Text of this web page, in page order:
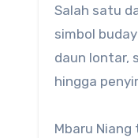
Salah satu
simbol
daun lontar,
hingga
Mbaru